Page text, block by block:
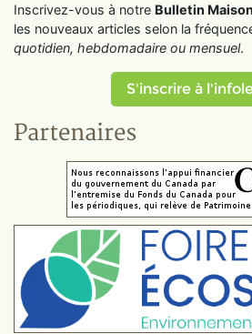
Inscrivez-vous à notre Bulletin
les nouveaux articles selon la
quotidien, hebdomadaire ou mensuel.
S'inscrire à
Partenaires